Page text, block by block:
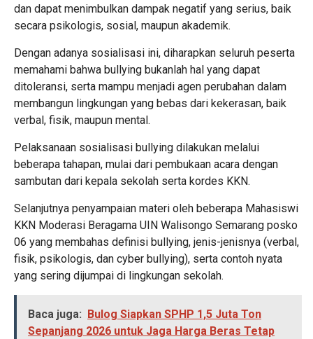
dan dapat menimbulkan dampak negatif yang serius, baik
secara psikologis, sosial, maupun akademik.
Dengan adanya sosialisasi ini, diharapkan seluruh peserta
memahami bahwa bullying bukanlah hal yang dapat
ditoleransi, serta mampu menjadi agen perubahan dalam
membangun lingkungan yang bebas dari kekerasan, baik
verbal, fisik, maupun mental.
Pelaksanaan sosialisasi bullying dilakukan melalui
beberapa tahapan, mulai dari pembukaan acara dengan
sambutan dari kepala sekolah serta kordes KKN.
Selanjutnya penyampaian materi oleh beberapa Mahasiswi
KKN Moderasi Beragama UIN Walisongo Semarang posko
06 yang membahas definisi bullying, jenis-jenisnya (verbal,
fisik, psikologis, dan cyber bullying), serta contoh nyata
yang sering dijumpai di lingkungan sekolah.
Baca juga:
Bulog Siapkan SPHP 1,5 Juta Ton
Sepanjang 2026 untuk Jaga Harga Beras Tetap